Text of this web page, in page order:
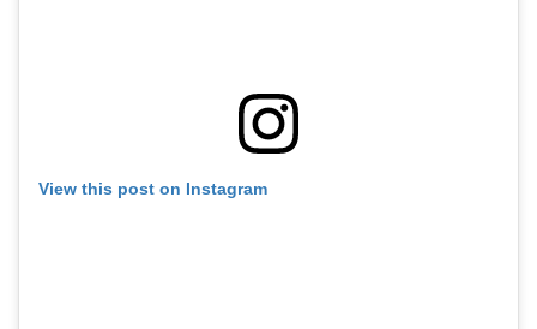
View this post on Instagram